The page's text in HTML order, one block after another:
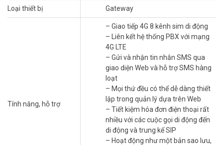
– Tiết kiệm hóa đơn điện thoại rất nhiều với các cuộc gọi di động
đến di động và trung kế SIP
– Hoạt động như một bản sao lưu, hiệu quả về chi phí khi mạng
– Khả năng tương thích cao với IP-PBX và softswitch chính thống
Yeastar là nhà cung cấp hàng đầu về các giải pháp VoIP, được tin
dùng bởi hàng triệu khách hàng trên toàn thế giới. Đặt mua Online
ngay sản phẩm Yeastar TG800L mới nhất, xin vui lòng liên hệ
để được hỗ trợ tốt nhất. Tham khảo thêm hình
Facebook Vuhoangtelecomnhé!
Loại thiết bị Gateway
Tính năng, hỗ trợ
– Giao tiếp 4G 8 kênh sim di động
– Liên kết hệ thống PBX với mạng
4G LTE
– Gửi và nhận tin nhắn SMS qua
giao diện Web và hỗ trợ SMS hàng
loạt
– Mọi thứ đều có thể dễ dàng thiết
lập trong quản lý dựa trên Web
– Tiết kiệm hóa đơn điện thoại rất
nhiều với các cuộc gọi di động đến
di động và trung kế SIP
– Hoạt động như một bản sao lưu,